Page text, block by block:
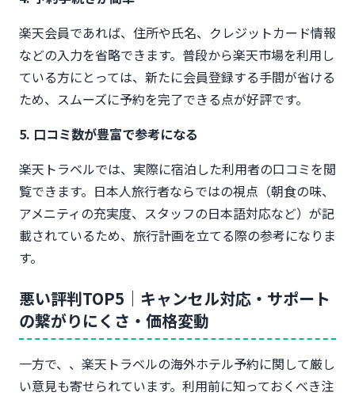
楽天会員であれば、住所や氏名、クレジットカード情報
などの入力を省略できます。普段から楽天市場を利用し
ている方にとっては、新たに会員登録する手間が省ける
ため、スムーズに予約を完了できる点が好評です。
5. 口コミ数が豊富で参考になる
楽天トラベルでは、実際に宿泊した利用者の口コミを閲
覧できます。日本人旅行者ならではの視点（朝食の味、
アメニティの充実度、スタッフの日本語対応など）が記
載されているため、旅行計画を立てる際の参考になりま
す。
悪い評判TOP5｜キャンセル対応・サポート
の繋がりにくさ・価格変動
一方で、、楽天トラベルの海外ホテル予約に関して厳し
い意見も寄せられています。利用前に知っておくべき注